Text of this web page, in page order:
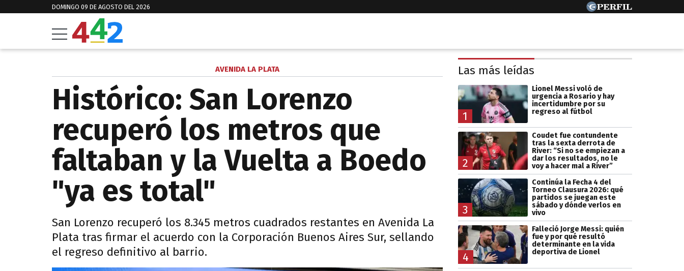
DOMINGO 09 DE AGOSTO DEL 2026
AVENIDA LA PLATA
Histórico: San Lorenzo
recuperó los metros que
faltaban y la Vuelta a Boedo
"ya es total"
San Lorenzo recuperó los 8.345 metros cuadrados restantes en Avenida La
Plata tras firmar el acuerdo con la Corporación Buenos Aires Sur, sellando
el regreso definitivo al barrio.
Las más leídas
1
Lionel Messi voló de
urgencia a Rosario y hay
incertidumbre por su
regreso al fútbol
2
Coudet fue contundente
tras la sexta derrota de
River: “Si no se empiezan a
dar los resultados, no le
voy a hacer mal a River”
3
Continúa la Fecha 4 del
Torneo Clausura 2026: qué
partidos se juegan este
sábado y dónde verlos en
vivo
4
Falleció Jorge Messi: quién
fue y por qué resultó
determinante en la vida
deportiva de Lionel